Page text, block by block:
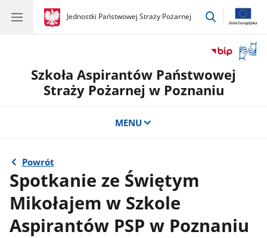
gov.pl
Jednostki Państwowej Straży Pożarnej
gov.pl
Jednostki
przejdź
okno
Szkoła Aspirantów Państwowej
Straży Pożarnej w Poznaniu
MENU
Powrót
Spotkanie ze Świętym
Mikołajem w Szkole
Aspirantów PSP w Poznaniu